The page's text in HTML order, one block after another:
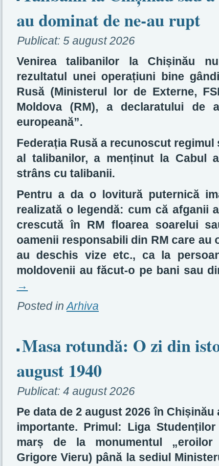
au dominat de ne-au rupt
Publicat: 5 august 2026
Venirea talibanilor la Chișinău
rezultatul unei operațiuni bine
Rusă (Ministerul lor de Externe,
Moldova (RM), a declaratului de
europeană”.
Federația Rusă a recunoscut
al talibanilor, a menținut la Cabul
strâns cu talibanii.
Pentru a da o lovitură puternică
realizată o legendă: cum că afganii
crescută în RM floarea soarelui
oamenii responsabili din RM care
au deschis vize etc., ca la
moldovenii au făcut-o pe bani sau
→
Posted in Arhiva
Masa rotundă: O zi din
august 1940
Publicat: 4 august 2026
Pe data de 2 august 2026 în
importante. Primul: Liga
marș de la monumentul „eroilor
Grigore Vieru) până la sediul